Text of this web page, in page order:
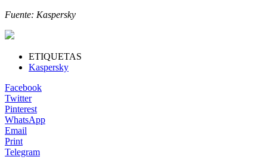
Fuente: Kaspersky
ETIQUETAS
Kaspersky
Facebook
Twitter
Pinterest
WhatsApp
Email
Print
Telegram